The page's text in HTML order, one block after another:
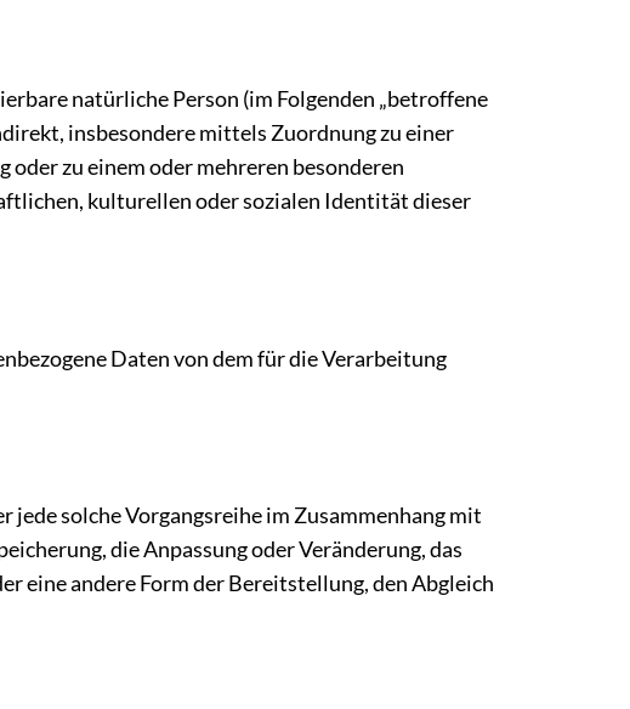
natürliche Person (im Folgenden „betroffene
insbesondere mittels Zuordnung zu einer
zu einem oder mehreren besonderen
kulturellen oder sozialen Identität dieser
Daten von dem für die Verarbeitung
solche Vorgangsreihe im Zusammenhang mit
die Anpassung oder Veränderung, das
eine andere Form der Bereitstellung, den Abgleich